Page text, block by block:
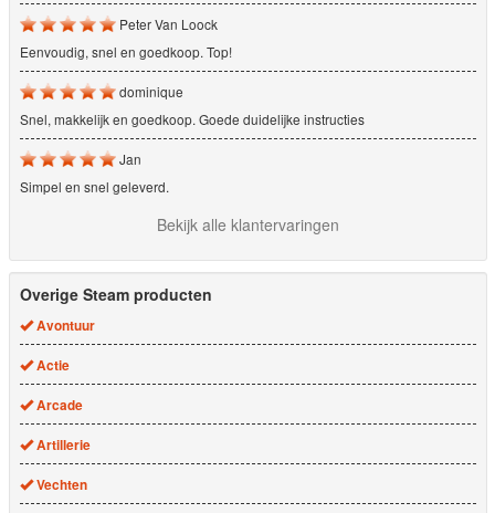
Peter Van Loock
Eenvoudig, snel en goedkoop. Top!
dominique
Snel, makkelijk en goedkoop. Goede duidelijke instructies
Jan
Simpel en snel geleverd.
Bekijk alle klantervaringen
Overige Steam producten
Avontuur
Actie
Arcade
Artillerie
Vechten